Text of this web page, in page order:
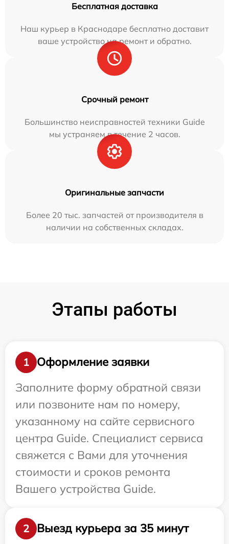
Бесплатная доставка
Наш курьер в Краснодаре бесплатно доставит
ваше устройство на ремонт и обратно.
Срочный ремонт
Большинство неисправностей техники Guide
мы устраняем в течение 2 часов.
Оригинальные запчасти
Более 20 тыс. запчастей от производителя в
наличии на собственных складах.
Этапы работы
1
Оформление заявки
Заполните форму обратной связи
или позвоните нам по номеру,
указанному на сайте сервисного
центра Guide. Специалист сервиса
свяжется с Вами для уточнения
стоимости и сроков ремонта
Вашего устройства Guide.
2 Выезд курьера за 35 минут